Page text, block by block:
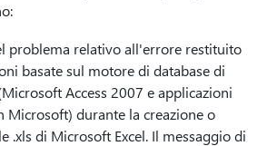
problema relativo all'errore restituito
basate sul motore di database di
Access 2007 e applicazioni
Microsoft) durante la creazione o
.xls di Microsoft Excel. Il messaggio di